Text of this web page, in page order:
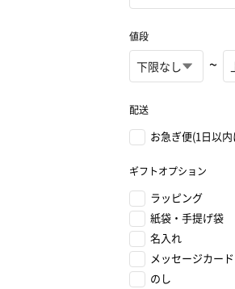
値段
~
配送
お急ぎ便(1日以
ギフトオプション
ラッピング
紙袋・手提げ袋
名入れ
メッセージカード
のし